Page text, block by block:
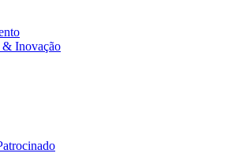
Inovação